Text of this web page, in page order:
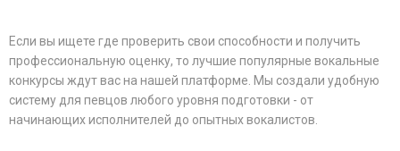
Если вы ищете где проверить свои способности и получить
профессиональную оценку, то лучшие популярные вокальные
конкурсы ждут вас на нашей платформе. Мы создали удобную
систему для певцов любого уровня подготовки - от
начинающих исполнителей до опытных вокалистов.